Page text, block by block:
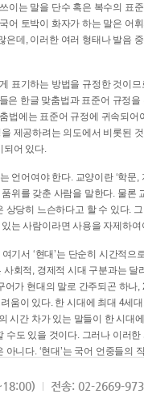
이는 말을 단수 혹은 복수의 표
어 토박이 화자가 하는 말은 어
데, 이러한 여러 형태나 발음
표기하는 방법을 규정한 것이
은 한글 맞춤법과 표준어 규정
법에는 표준어 규정에 귀속되어
제공하려는 의도에서 비롯된
되어 있다.
언어여야 한다. 교양이란 ‘학문,
위를 갖춘 사람을 말한다. 물론
당히 느슨하다고 할 수 있다.
는 사람이라면 사용을 자제하
기서 ‘현대’는 단순히 시간적으
회적, 경제적 시대 구분과는 달
가 현대의 말로 간주되곤 하나,
움이 있다. 한 시대에 최대 4세
시간 차가 있는 말들이 한 시대
도 있을 것이다. 그러나 이러한
니다. ‘현대’는 국어 언중들의
표준어의 공용어적 성격을 가
전송: 02-2669-